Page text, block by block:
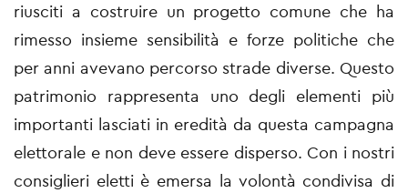
riusciti a costruire un progetto comune che ha
rimesso insieme sensibilità e forze politiche che
per anni avevano percorso strade diverse. Questo
patrimonio rappresenta uno degli elementi più
importanti lasciati in eredità da questa campagna
elettorale e non deve essere disperso. Con i nostri
consiglieri eletti è emersa la volontà condivisa di